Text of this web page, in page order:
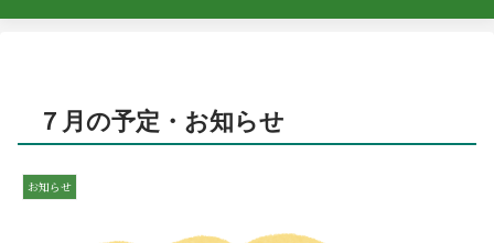
７月の予定・お知らせ
お知らせ